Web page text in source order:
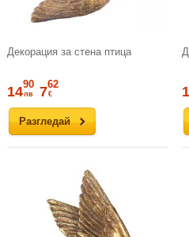
Декорация за стена птица
Разгледай
1490
лв 762
€